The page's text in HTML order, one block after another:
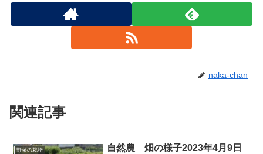
naka-chan
関連記事
野菜の栽培 自然農 畑の様子2023年4月9日